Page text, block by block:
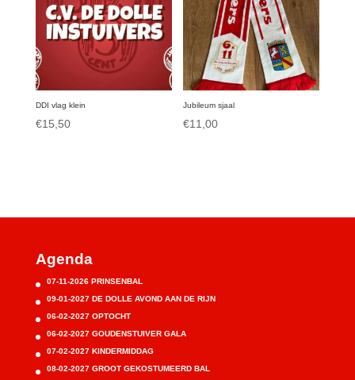
DDI vlag klein
€15,50
Jubileum sjaal
€11,00
Agenda
07-11-2026 PRINSENBAL
09-01-2027 DE DOLLE AVOND AAN DE RIJN
06-02-2027 OPTOCHT
06-02-2027 GOUDENSTUIVER GALA
07-02-2027 KINDERMIDDAG
08-02-2027 GROOT GEKOSTUMEERD BAL